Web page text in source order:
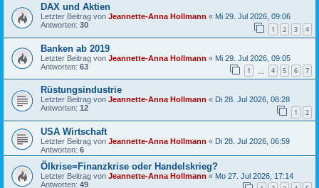
DAX und Aktien
Letzter Beitrag von Jeannette-Anna Hollmann « Mi 29. Jul 2026, 09:06
Antworten: 30 1 2 3 4
Banken ab 2019
Letzter Beitrag von Jeannette-Anna Hollmann « Mi 29. Jul 2026, 09:05
Antworten: 63 1 4 5 6 7
Rüstungsindustrie
Letzter Beitrag von Jeannette-Anna Hollmann « Di 28. Jul 2026, 08:28
Antworten: 12 1 2
USA Wirtschaft
Letzter Beitrag von Jeannette-Anna Hollmann « Di 28. Jul 2026, 06:59
Antworten: 6
Ölkrise=Finanzkrise oder Handelskrieg?
Letzter Beitrag von Jeannette-Anna Hollmann « Mo 27. Jul 2026, 17:14
Antworten: 49